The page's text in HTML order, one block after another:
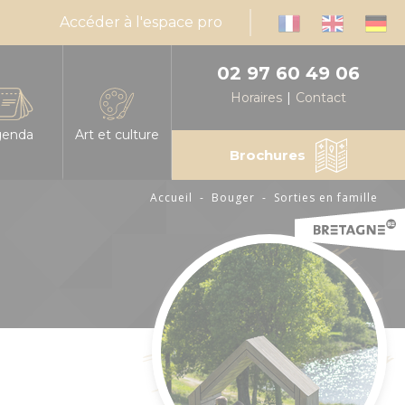
Accéder à l'espace pro
les manifestations en Centre Morbihan
votre événement en Centre Morbihan
mensuel des animations
Art et culture
Expressions d'artistes
Médiathèques
02 97 60 49 06
Horaires Contact
Brochures
Accueil - Bouger - Sorties en famille